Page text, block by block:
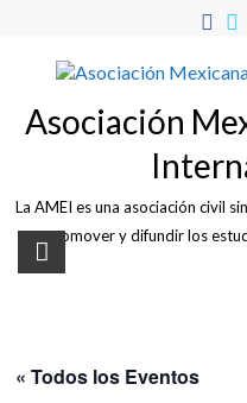
content
Asociación
La AMEI es una asociación civil
promover y difundir los
« Todos los Eventos